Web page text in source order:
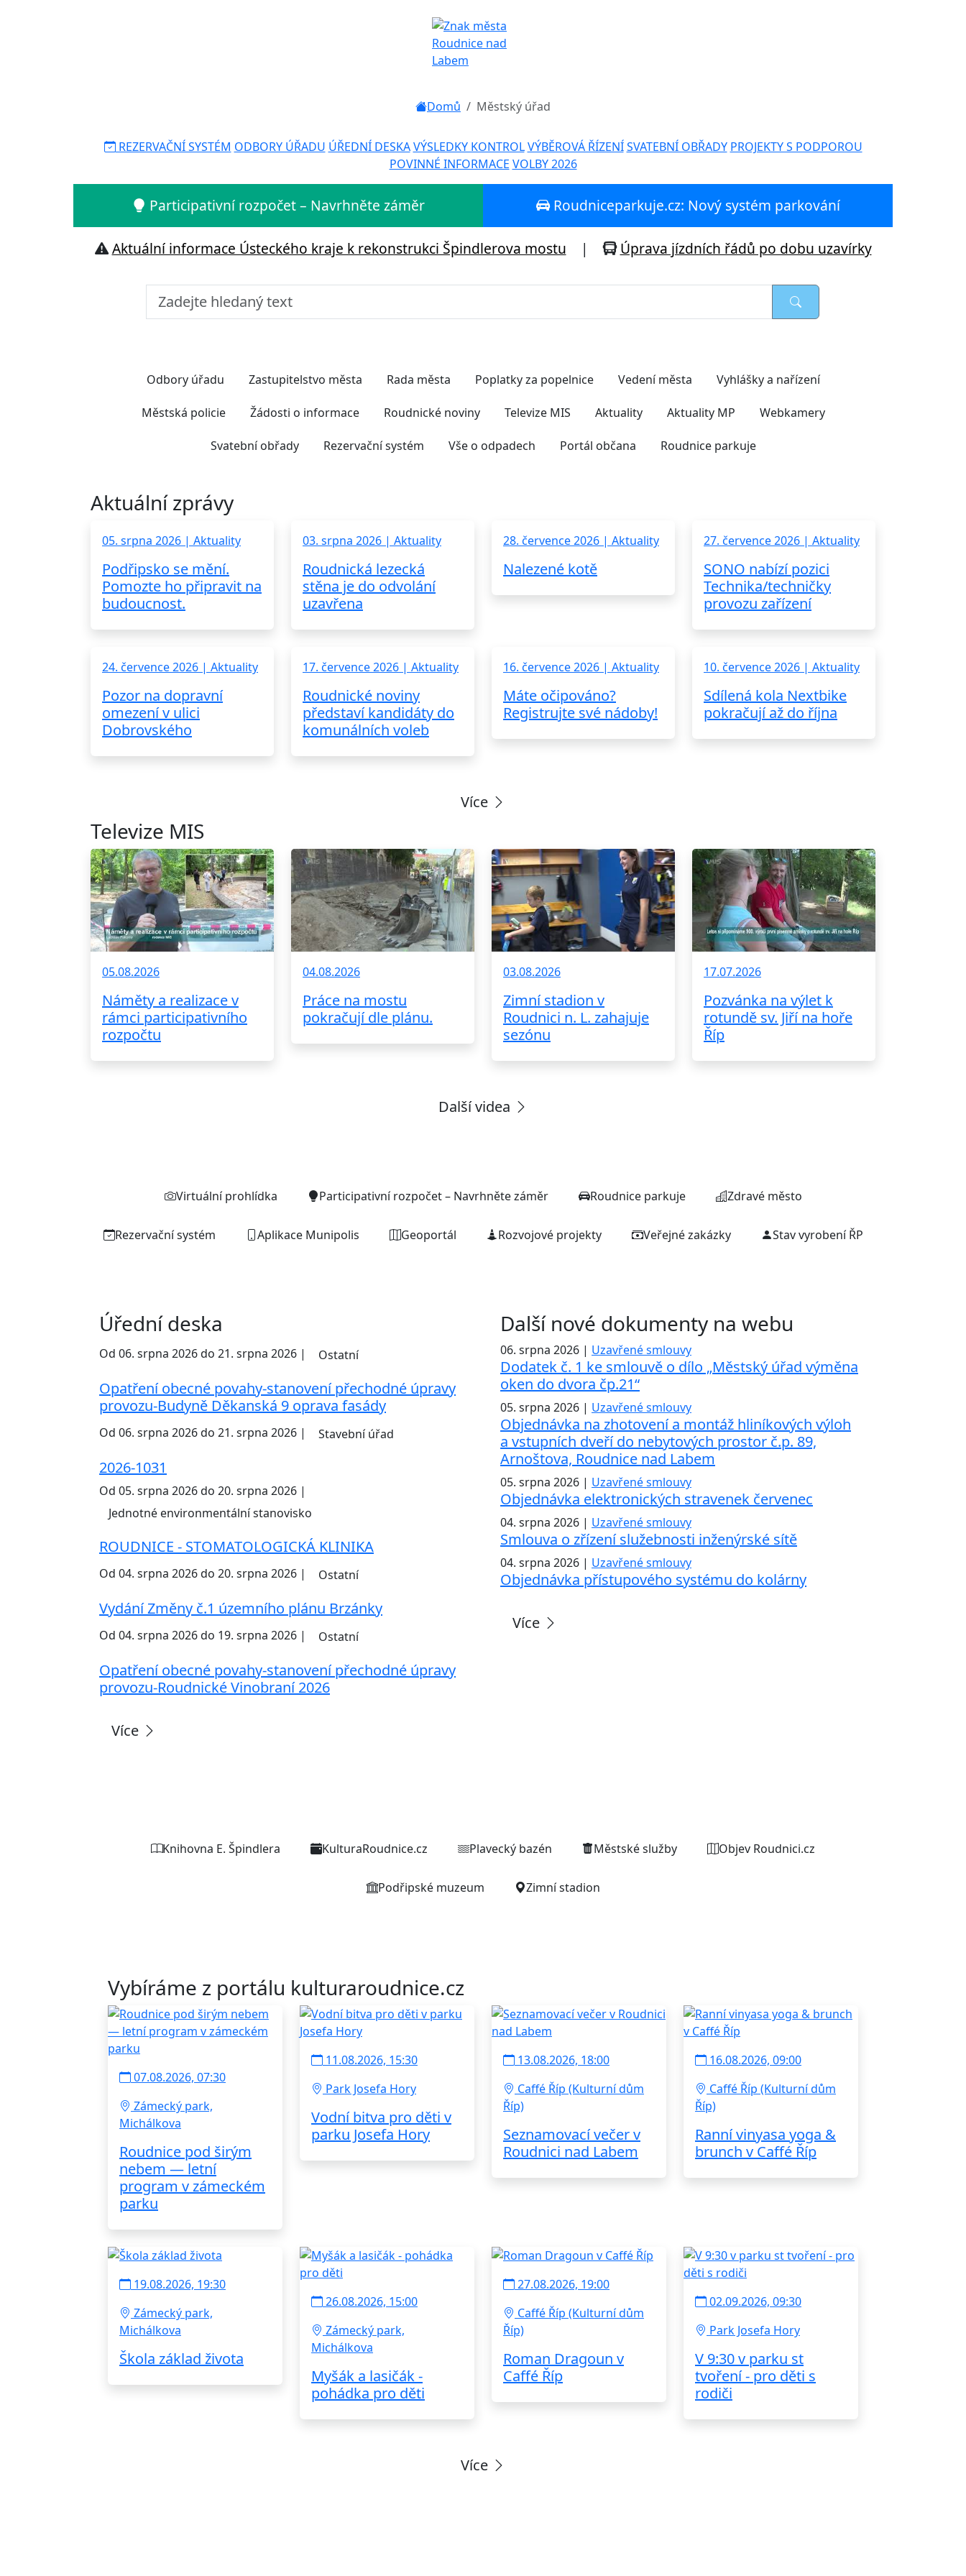
Domů Městský úřad
REZERVAČNÍ SYSTÉM ODBORY ÚŘADU ÚŘEDNÍ DESKA VÝSLEDKY KONTROL VÝBĚROVÁ ŘÍZENÍ SVATEBNÍ OBŘADY PROJEKTY S PODPOROU
POVINNÉ INFORMACE VOLBY 2026
Participativní rozpočet – Navrhněte záměr Roudniceparkuje.cz: Nový systém parkování
Aktuální informace Ústeckého kraje k rekonstrukci Špindlerova mostu | Úprava jízdních řádů po dobu uzavírky
Odbory úřadu Zastupitelstvo města Rada města Poplatky za popelnice Vedení města Vyhlášky a nařízení
Městská policie Žádosti o informace Roudnické noviny Televize MIS Aktuality Aktuality MP Webkamery
Svatební obřady Rezervační systém Vše o odpadech Portál občana Roudnice parkuje
Aktuální zprávy
05. srpna 2026 | Aktuality
Podřipsko se mění.
Pomozte ho připravit na
budoucnost.
03. srpna 2026 | Aktuality
Roudnická lezecká
stěna je do odvolání
uzavřena
28. července 2026 | Aktuality
Nalezené kotě
27. července 2026 | Aktuality
SONO nabízí pozici
Technika/techničky
provozu zařízení
24. července 2026 | Aktuality
Pozor na dopravní
omezení v ulici
Dobrovského
17. července 2026 | Aktuality
Roudnické noviny
představí kandidáty do
komunálních voleb
16. července 2026 | Aktuality
Máte očipováno?
Registrujte své nádoby!
10. července 2026 | Aktuality
Sdílená kola Nextbike
pokračují až do října
Více
Televize MIS
05.08.2026
Náměty a realizace v
rámci participativního
rozpočtu
04.08.2026
Práce na mostu
pokračují dle plánu.
03.08.2026
Zimní stadion v
Roudnici n. L. zahajuje
sezónu
17.07.2026
Pozvánka na výlet k
rotundě sv. Jiří na hoře
Říp
Další videa
Virtuální prohlídka Participativní rozpočet – Navrhněte záměr Roudnice parkuje Zdravé město
Rezervační systém Aplikace Munipolis Geoportál Rozvojové projekty Veřejné zakázky Stav vyrobení ŘP
Úřední deska
Od 06. srpna 2026 do 21. srpna 2026 | Ostatní
Opatření obecné povahy-stanovení přechodné úpravy
provozu-Budyně Děkanská 9 oprava fasády
Od 06. srpna 2026 do 21. srpna 2026 | Stavební úřad
2026-1031
Od 05. srpna 2026 do 20. srpna 2026 |
Jednotné environmentální stanovisko
ROUDNICE - STOMATOLOGICKÁ KLINIKA
Od 04. srpna 2026 do 20. srpna 2026 | Ostatní
Vydání Změny č.1 územního plánu Brzánky
Od 04. srpna 2026 do 19. srpna 2026 | Ostatní
Opatření obecné povahy-stanovení přechodné úpravy
provozu-Roudnické Vinobraní 2026
Více
Další nové dokumenty na webu
06. srpna 2026 | Uzavřené smlouvy
Dodatek č. 1 ke smlouvě o dílo „Městský úřad výměna
oken do dvora čp.21“
05. srpna 2026 | Uzavřené smlouvy
Objednávka na zhotovení a montáž hliníkových výloh
a vstupních dveří do nebytových prostor č.p. 89,
Arnoštova, Roudnice nad Labem
05. srpna 2026 | Uzavřené smlouvy
Objednávka elektronických stravenek červenec
04. srpna 2026 | Uzavřené smlouvy
Smlouva o zřízení služebnosti inženýrské sítě
04. srpna 2026 | Uzavřené smlouvy
Objednávka přístupového systému do kolárny
Více
Knihovna E. Špindlera KulturaRoudnice.cz Plavecký bazén Městské služby Objev Roudnici.cz
Podřipské muzeum Zimní stadion
Vybíráme z portálu kulturaroudnice.cz
07.08.2026, 07:30
Zámecký park,
Michálkova
Roudnice pod širým
nebem — letní
program v zámeckém
parku
11.08.2026, 15:30
Park Josefa Hory
Vodní bitva pro děti v
parku Josefa Hory
13.08.2026, 18:00
Caffé Říp (Kulturní dům
Říp)
Seznamovací večer v
Roudnici nad Labem
16.08.2026, 09:00
Caffé Říp (Kulturní dům
Říp)
Ranní vinyasa yoga &
brunch v Caffé Říp
19.08.2026, 19:30
Zámecký park,
Michálkova
Škola základ života
26.08.2026, 15:00
Zámecký park,
Michálkova
Myšák a lasičák -
pohádka pro děti
27.08.2026, 19:00
Caffé Říp (Kulturní dům
Říp)
Roman Dragoun v
Caffé Říp
02.09.2026, 09:30
Park Josefa Hory
V 9:30 v parku st
tvoření - pro děti s
rodiči
Více